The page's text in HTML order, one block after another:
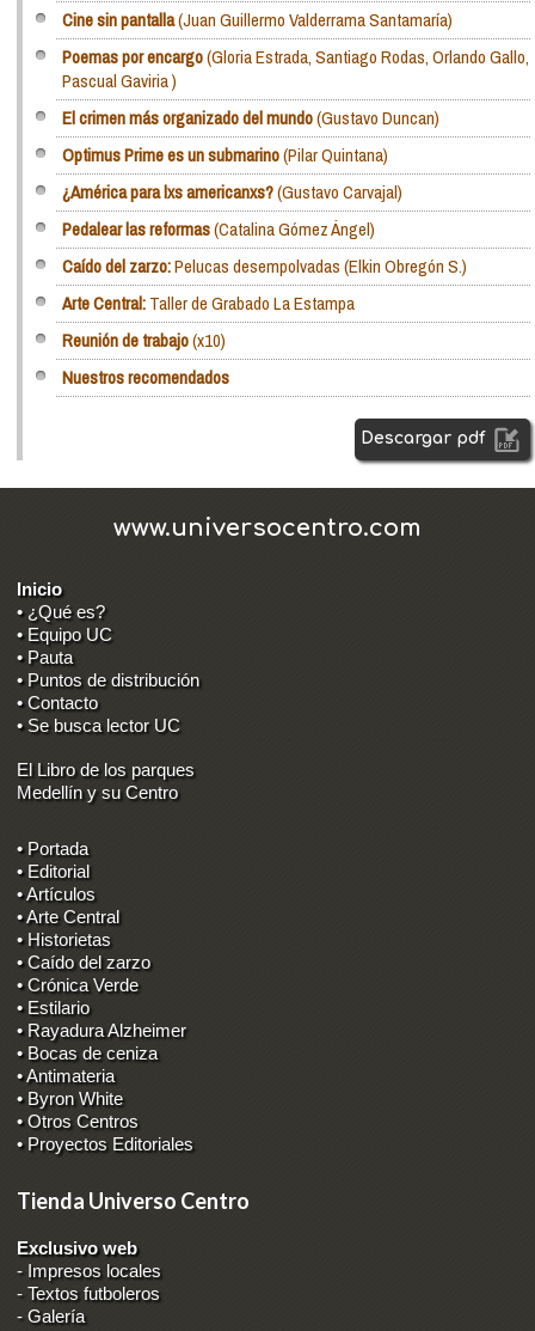
Cine sin pantalla(Juan Guillermo Valderrama Santamaría)
Poemas por encargo(Gloria Estrada, Santiago Rodas, Orlando Gallo,
Pascual Gaviria )
El crimen más organizado del mundo(Gustavo Duncan)
Optimus Prime es un submarino(Pilar Quintana)
¿América para lxs americanxs?(Gustavo Carvajal)
Pedalear las reformas(Catalina Gómez Ángel)
Caído del zarzo:Pelucas desempolvadas (Elkin Obregón S.)
Arte Central:Taller de Grabado La Estampa
Reunión de trabajo(x10)
Nuestros recomendados
Descargar pdf
www.universocentro.com
Inicio
• ¿Qué es?
• Equipo UC
• Pauta
• Puntos de distribución
• Contacto
• Se busca lector UC
El Libro de los parques
Medellín y su Centro
• Portada
• Editorial
• Artículos
• Arte Central
• Historietas
• Caído del zarzo
• Crónica Verde
• Estilario
• Rayadura Alzheimer
• Bocas de ceniza
• Antimateria
• Byron White
• Otros Centros
• Proyectos Editoriales
Tienda Universo Centro
Exclusivo web
- Impresos locales
-Textos futboleros
-Galería